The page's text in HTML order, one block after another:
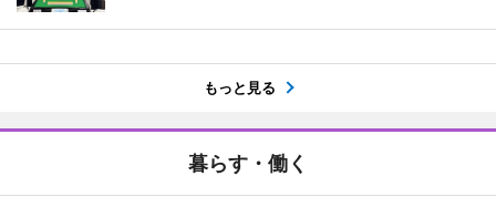
もっと見る
暮らす・働く